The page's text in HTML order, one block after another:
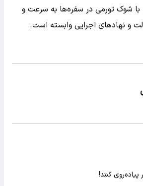
با شوک تورمی در سفره‌ها به سرعت و
و نهادهای اجرایی وابسته است.
پیاده‌روی کنند!